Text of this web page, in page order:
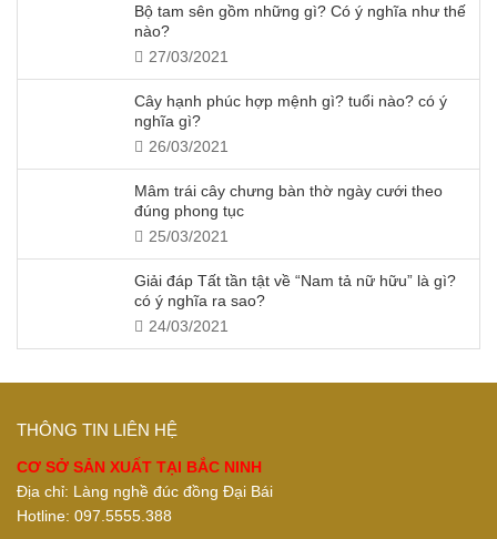
Bộ tam sên gồm những gì? Có ý nghĩa như thế
nào?
27/03/2021
Cây hạnh phúc hợp mệnh gì? tuổi nào? có ý
nghĩa gì?
26/03/2021
Mâm trái cây chưng bàn thờ ngày cưới theo
đúng phong tục
25/03/2021
Giải đáp Tất tần tật về “Nam tả nữ hữu” là gì?
có ý nghĩa ra sao?
24/03/2021
THÔNG TIN LIÊN HỆ
CƠ SỞ SẢN XUẤT TẠI BẮC NINH
Địa chỉ: Làng nghề đúc đồng Đại Bái
Hotline: 097.5555.388